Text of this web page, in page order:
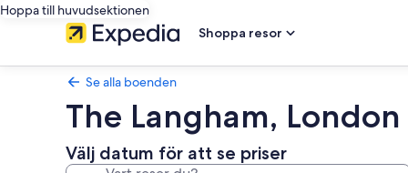
Hoppa till huvudsektionen
Shoppa resor
Se alla boenden
The Langham, London
Välj datum för att se priser